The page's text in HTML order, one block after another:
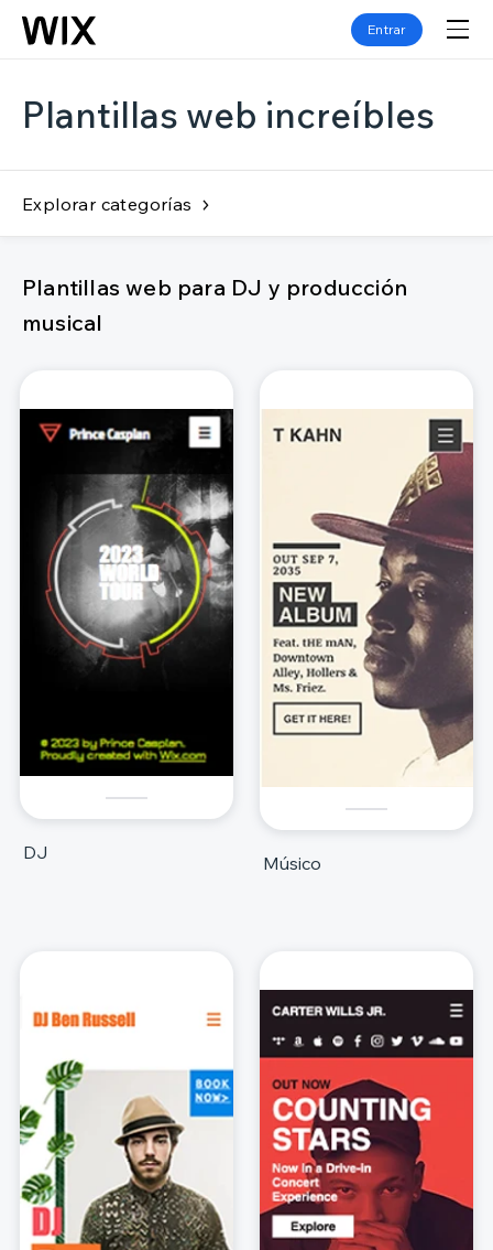
Entrar
Plantillas web increíbles
Explorar categorías
Plantillas web para DJ y producción
musical
DJ
Músico